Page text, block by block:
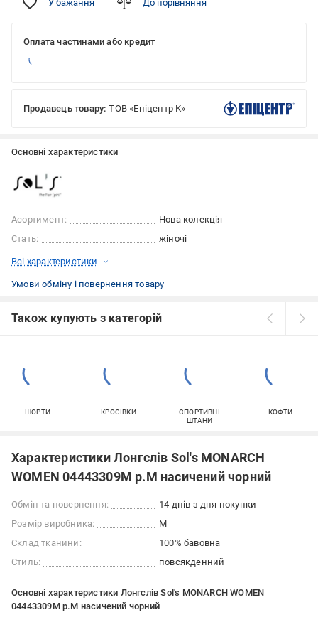
У бажання До порівняння
Оплата частинами або кредит
Продавець товару: ТОВ «Епіцентр К»
Основні характеристики
Асортимент:
Нова колекція
Стать:
жіночі
Всі характеристики
Умови обміну і повернення товару
Також купують з категорій
ШОРТИ КРОСІВКИ
СПОРТИВНІ
ШТАНИ
КОФТИ
Характеристики Лонгслів Sol's MONARCH
WOMEN 04443309M р.M насичений чорний
Обмін та повернення:
14 днів з дня покупки
Розмір виробника:
M
Склад тканини:
100% бавовна
Стиль:
повсякденний
Основні характеристики Лонгслів Sol's MONARCH WOMEN
04443309M р.M насичений чорний